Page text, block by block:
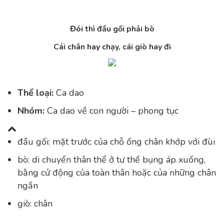
Đói thì đầu gối phải bò
Cái chân hay chạy, cái giò hay đi
Thể loại: Ca dao
Nhóm: Ca dao về con người – phong tục
đầu gối: mặt trước của chỗ ống chân khớp với đùi
bò: di chuyển thân thể ở tư thế bụng áp xuống,
bằng cử động của toàn thân hoặc của những chân
ngắn
giò: chân